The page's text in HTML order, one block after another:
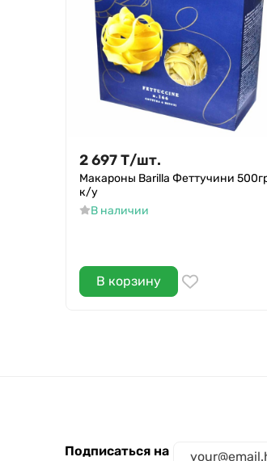
2 697Т/шт.
Макароны Barilla Феттучини
к/у
В наличии
В корзину
Подписаться на